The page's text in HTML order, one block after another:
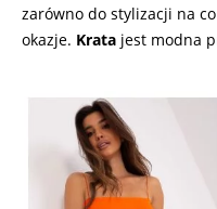
zarówno do stylizacji na
okazje. Krata jest modna